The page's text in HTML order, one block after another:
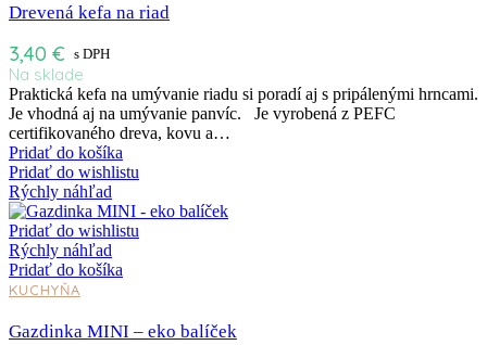
Drevená kefa na riad
3,40 € s DPH
Na sklade
Praktická kefa na umývanie riadu si poradí aj s pripálenými hrncami.
Je vhodná aj na umývanie panvíc. Je vyrobená z PEFC
certifikovaného dreva, kovu a…
Pridať do košíka
Pridať do wishlistu
Rýchly náhľad
Pridať do wishlistu
Rýchly náhľad
Pridať do košíka
KUCHYŇA
Gazdinka MINI – eko balíček